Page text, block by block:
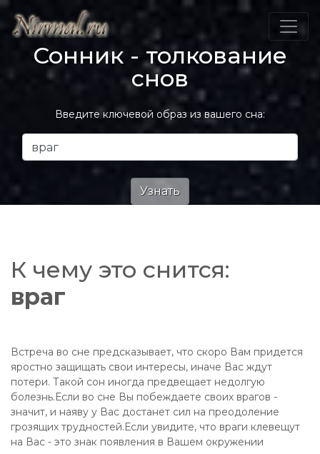
Сонник - толкование
снов
Введите ключевой образ из вашего сна:
К чему это снится:
враг
Встреча во сне предсказывает, что скоро Вам придется
яростно защищать свои интересы, иначе Вас ждут
потери. Такой сон иногда предвещает недолгую
болезнь.Если во сне Вы побеждаете своих врагов -
значит, и наяву у Вас достанет сил на преодоление
грозящих трудностей.Если увидите, что враги клевещут
на Вас - это знак появления в Вашем окружении